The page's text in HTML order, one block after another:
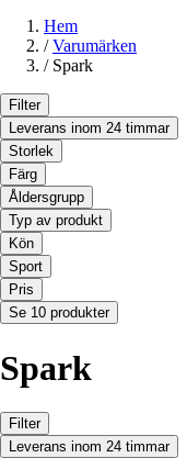
Hem
/ Varumärken
/ Spark
Filter
Leverans inom 24 timmar
Storlek
Färg
Åldersgrupp
Typ av produkt
Kön
Sport
Pris
Se 10 produkter
Spark
Filter
Leverans inom 24 timmar